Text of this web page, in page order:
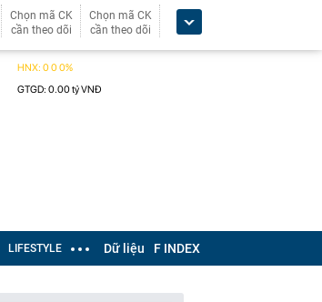
Chọn mã CK
cần theo dõi
Chọn mã CK
cần theo dõi
LIFESTYLE Dữ liệu F INDEX